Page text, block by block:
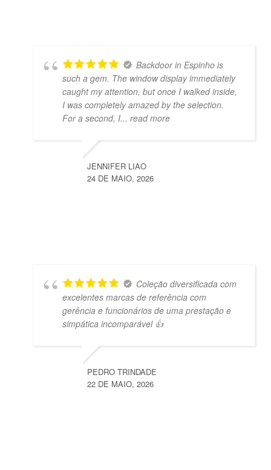
Backdoor in Espinho is
such a gem. The window display immediately
caught my attention, but once I walked inside,
I was completely amazed by the selection.
For a second, I... read more
JENNIFER LIAO
24 DE MAIO, 2026
Coleção diversificada com
excelentes marcas de referência com
gerência e funcionários de uma prestação e
simpática incomparável 👍
PEDRO TRINDADE
22 DE MAIO, 2026